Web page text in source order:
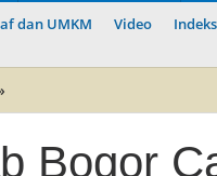
dan UMKM Video
Bogor
SolusiBogor